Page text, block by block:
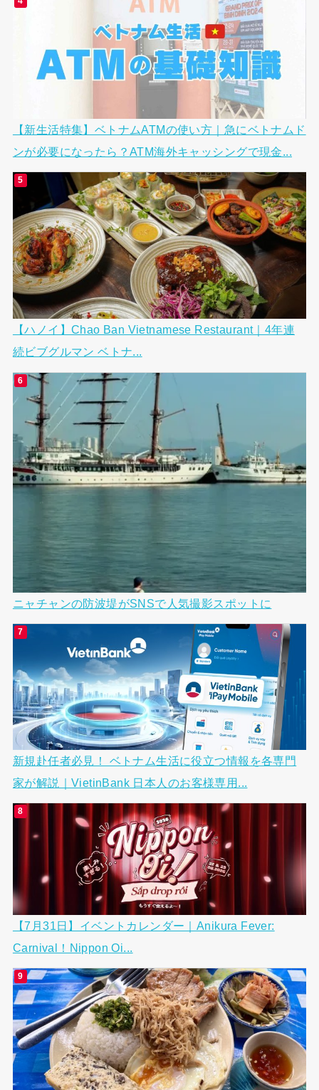
【新生活特集】ベトナムATMの使い方｜急にベトナムド
ンが必要になったら？ATM海外キャッシングで現金...
【ハノイ】Chao Ban Vietnamese Restaurant｜4年連
続ビブグルマン ベトナ...
ニャチャンの防波堤がSNSで人気撮影スポットに
新規赴任者必見！ ベトナム生活に役立つ情報を各専門
家が解説｜VietinBank 日本人のお客様専用...
【7月31日】イベントカレンダー｜Anikura Fever:
Carnival！Nippon Oi...